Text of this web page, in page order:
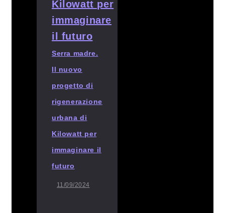
Serra madre.
Il nuovo
progetto di
rigenerazione
urbana di
Kilowatt per
immaginare il
futuro
11/09/2024